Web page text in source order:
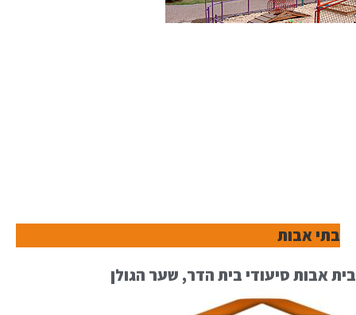
בתי אבות
בית אבות סיעודי בית הדר, שער הגולן